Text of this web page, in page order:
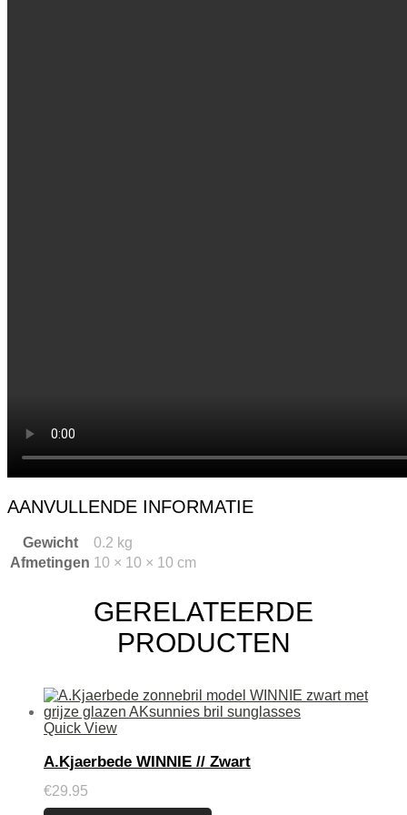
AANVULLENDE INFORMATIE
Gewicht
0.2 kg
Afmetingen 10 × 10 × 10 cm
GERELATEERDE
PRODUCTEN
Quick View
A.Kjaerbede WINNIE // Zwart
€29.95